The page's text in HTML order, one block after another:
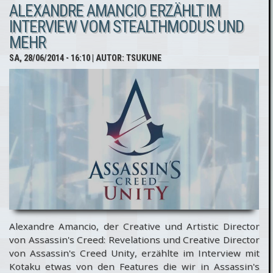
Assassine
im TV-
Spot
ALEXANDRE AMANCIO ERZÄHLT IM
INTERVIEW VOM STEALTHMODUS UND
MEHR
SA, 28/06/2014 - 16:10| AUTOR:TSUKUNE
Alexandre Amancio, der Creative und Artistic Director
von Assassin's Creed: Revelations und Creative Director
von Assassin's Creed Unity, erzählte im Interview mit
Kotaku etwas von den Features die wir in Assassin's